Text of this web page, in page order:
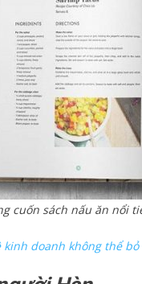
cuốn sách nấu ăn nổi
kinh doanh không thể